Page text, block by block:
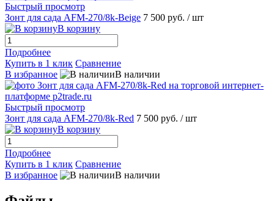
Быстрый просмотр
Зонт для сада AFM-270/8k-Beige 7 500 руб. / шт
В корзину
Подробнее
Купить в 1 клик Сравнение
В избранное
В наличии
Быстрый просмотр
Зонт для сада AFM-270/8k-Red 7 500 руб. / шт
В корзину
Подробнее
Купить в 1 клик Сравнение
В избранное
В наличии